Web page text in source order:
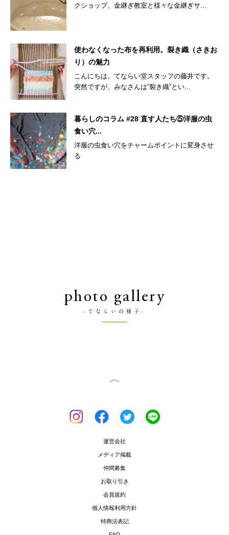
クショップ、金継ぎ教室と様々な金継ぎサ...
使わなくなった布を再利用。裂き織（さきお
り）の魅力
こんにちは。てならい堂スタッフの藤井です。
突然ですが、みなさんは”裂き織”とい...
暮らしのコラム #28 直す人たち⑤洋服の虫
食い穴...
洋服の虫食い穴をチャームポイントに変身させ
る
photo gallery
-てならいの様子-
運営会社
メディア掲載
仲間募集
お取り引き
会員規約
個人情報利用方針
特商法表記